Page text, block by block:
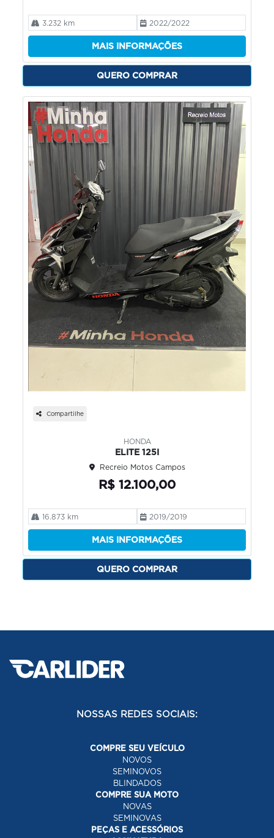
3.232 km 2022/2022
MAIS INFORMAÇÕES
QUERO COMPRAR
Compartilhe
HONDA
ELITE 125I
Recreio Motos Campos
R$ 12.100,00
16.873 km 2019/2019
MAIS INFORMAÇÕES
QUERO COMPRAR
NOSSAS REDES SOCIAIS:
COMPRE SEU VEÍCULO
NOVOS
SEMINOVOS
BLINDADOS
COMPRE SUA MOTO
NOVAS
SEMINOVAS
PEÇAS E ACESSÓRIOS